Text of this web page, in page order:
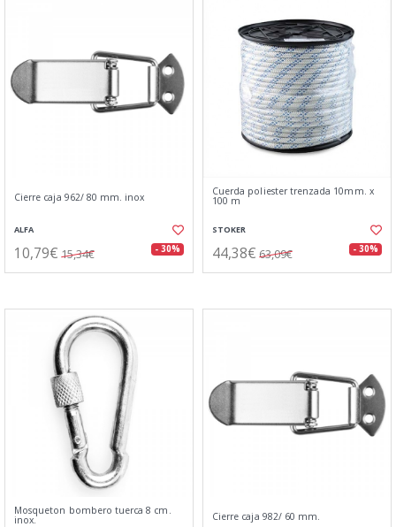
Cierre caja 962/ 80 mm. inox
ALFA
10,79€ 15,34€ - 30%
Cuerda poliester trenzada 10mm. x
100 m
STOKER
44,38€ 63,09€ - 30%
Mosqueton bombero tuerca 8 cm.
inox. Cierre caja 982/ 60 mm.